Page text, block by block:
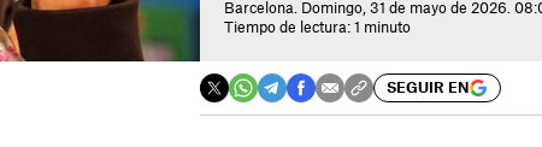
Barcelona. Domingo, 31 de mayo de 2026.
Tiempo de lectura: 1 minuto
SEGUIR EN